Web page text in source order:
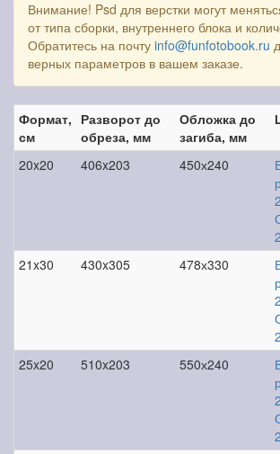
Внимание! Psd для верстки могут
от типа сборки, внутреннего блока и
Обратитесь на почту info@funfotobook.ru
верных параметров в вашем заказе.
Формат,
см
Разворот до
обреза, мм
Обложка до
загиба, мм
20x20 406x203 450х240
21x30
430x305 478х330
25x20
510x203 550х240